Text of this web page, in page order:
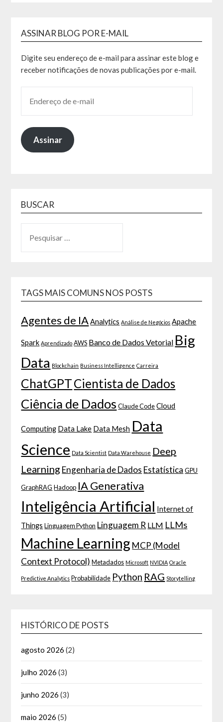
ASSINAR BLOG POR E-MAIL
Digite seu endereço de e-mail para assinar este blog e
receber notificações de novas publicações por e-mail.
Assinar
BUSCAR
TAGS MAIS COMUNS NOS POSTS
Agentes de IA Analytics Análise de Negócios Apache
Spark Aprendizado AWS Banco de Dados Vetorial Big
Data Blockchain Business Intelligence Carreira
ChatGPTCientista de Dados
Ciência de Dados Claude Code Cloud
Computing Data Lake Data Mesh Data
Science Data Scientist Data Warehouse Deep
Learning Engenharia de Dados Estatística GPU
GraphRAG Hadoop IA Generativa
Inteligência Artificial Internet of
Things Linguagem Python Linguagem R LLM LLMs
Machine Learning MCP (Model
Context Protocol) Metadados Microsoft NVIDIA Oracle
Predictive Analytics Probabilidade Python RAG Storytelling
HISTÓRICO DE POSTS
agosto 2026 (2)
julho 2026 (3)
junho 2026 (3)
maio 2026 (5)